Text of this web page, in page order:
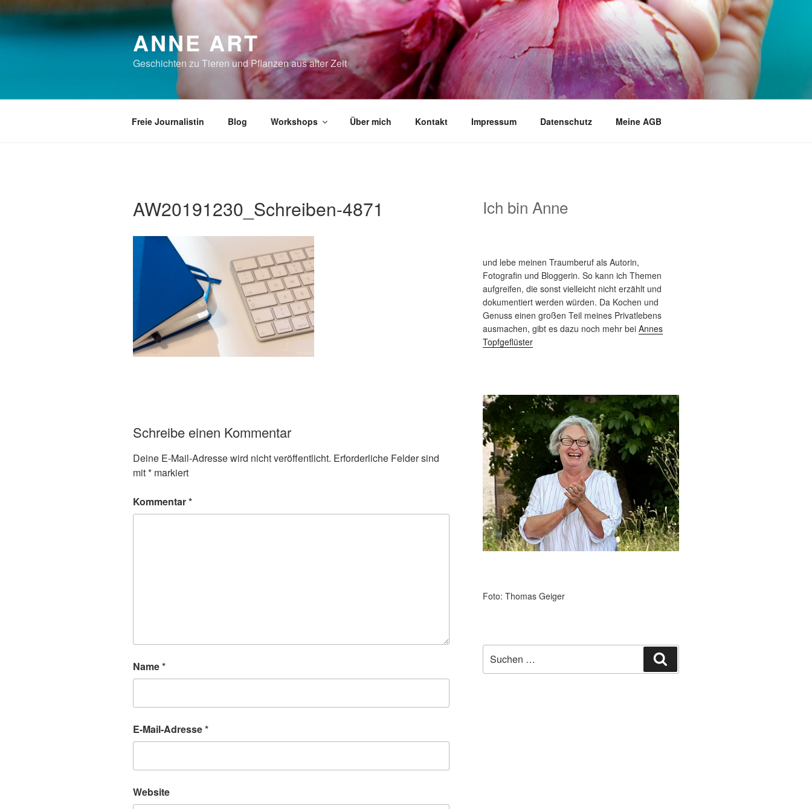
Zum
Inhalt
springen
ANNE ART
Geschichten zu Tieren und Pflanzen aus alter Zeit
Freie Journalistin Blog Workshops Über mich Kontakt Impressum Datenschutz Meine AGB
AW20191230_Schreiben-4871
Schreibe einen Kommentar
Deine E-Mail-Adresse wird nicht veröffentlicht. Erforderliche Felder sind
mit* markiert
Kommentar*
Name*
E-Mail-Adresse*
Website
Ich bin Anne
und lebe meinen Traumberuf als Autorin,
Fotografin und Bloggerin. So kann ich Themen
aufgreifen, die sonst vielleicht nicht erzählt und
dokumentiert werden würden. Da Kochen und
Genuss einen großen Teil meines Privatlebens
ausmachen, gibt es dazu noch mehr bei Annes
Topfgeflüster
Foto: Thomas Geiger
nach: